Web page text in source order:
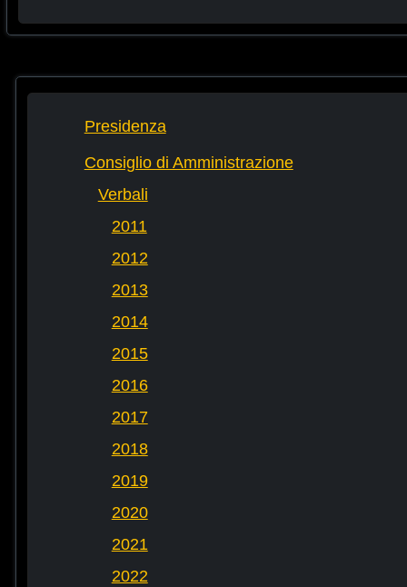
Presidenza
Consiglio di Amministrazione
Verbali
2011
2012
2013
2014
2015
2016
2017
2018
2019
2020
2021
2022